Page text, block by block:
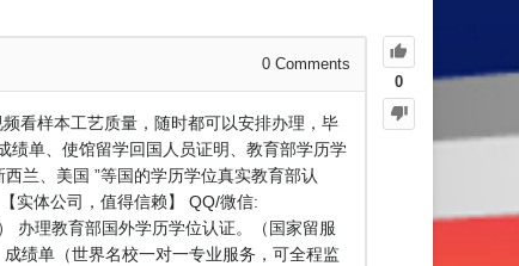
0
0 Comments
看样本工艺质量，随时都可以安排办理，毕
绩单、使馆留学回国人员证明、教育部学历学
兰、美国 ”等国的学历学位真实教育部认
实体公司，值得信赖】 QQ/微信:
办理教育部国外学历学位认证。（国家留服
绩单（世界名校一对一专业服务，可全程监